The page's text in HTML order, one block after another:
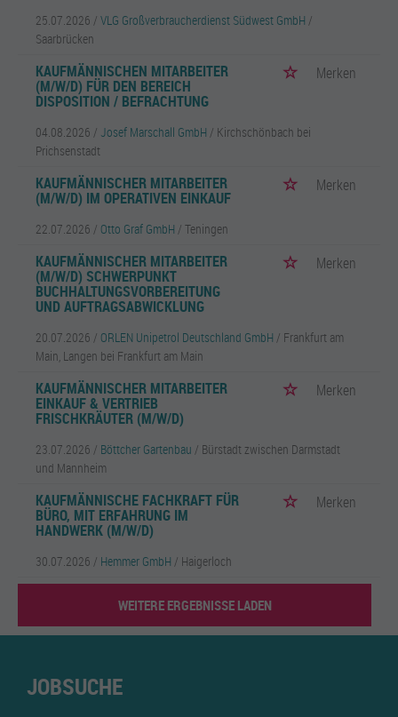
25.07.2026 / VLG Großverbraucherdienst Südwest GmbH /
Saarbrücken
KAUFMÄNNISCHEN MITARBEITER
(M/W/D) FÜR DEN BEREICH
DISPOSITION / BEFRACHTUNG
Merken
04.08.2026 / Josef Marschall GmbH / Kirchschönbach bei
Prichsenstadt
KAUFMÄNNISCHER MITARBEITER
(M/W/D) IM OPERATIVEN EINKAUF
Merken
22.07.2026 / Otto Graf GmbH / Teningen
KAUFMÄNNISCHER MITARBEITER
(M/W/D) SCHWERPUNKT
BUCHHALTUNGSVORBEREITUNG
UND AUFTRAGSABWICKLUNG
Merken
20.07.2026 / ORLEN Unipetrol Deutschland GmbH / Frankfurt am
Main, Langen bei Frankfurt am Main
KAUFMÄNNISCHER MITARBEITER
EINKAUF & VERTRIEB
FRISCHKRÄUTER (M/W/D)
Merken
23.07.2026 / Böttcher Gartenbau / Bürstadt zwischen Darmstadt
und Mannheim
KAUFMÄNNISCHE FACHKRAFT FÜR
BÜRO, MIT ERFAHRUNG IM
HANDWERK (M/W/D)
Merken
30.07.2026 / Hemmer GmbH / Haigerloch
WEITERE ERGEBNISSE LADEN
JOBSUCHE